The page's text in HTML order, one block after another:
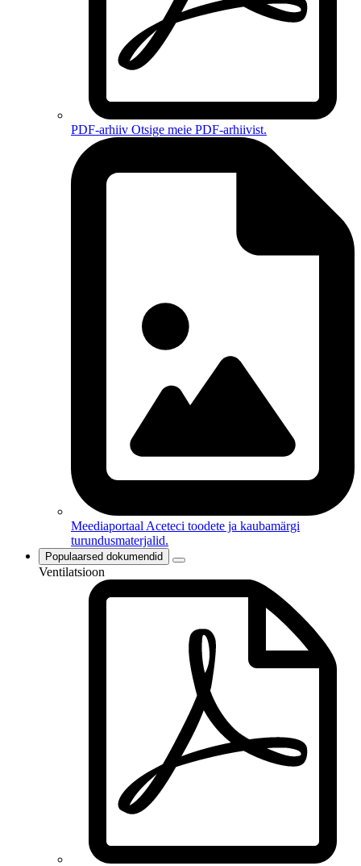
PDF-arhiiv Otsige meie PDF-arhiivist.
Meediaportaal Aceteci toodete ja kaubamärgi
turundusmaterjalid.
Populaarsed dokumendid
Ventilatsioon